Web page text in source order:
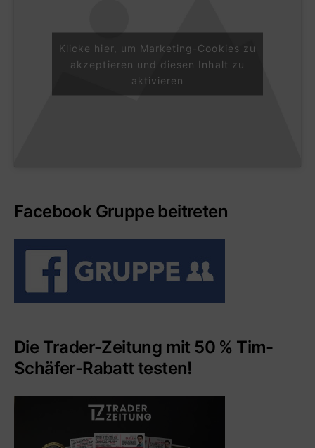
Klicke hier, um Marketing-Cookies zu
akzeptieren und diesen Inhalt zu
aktivieren
Facebook Gruppe beitreten
Die Trader-Zeitung mit 50 % Tim-
Schäfer-Rabatt testen!